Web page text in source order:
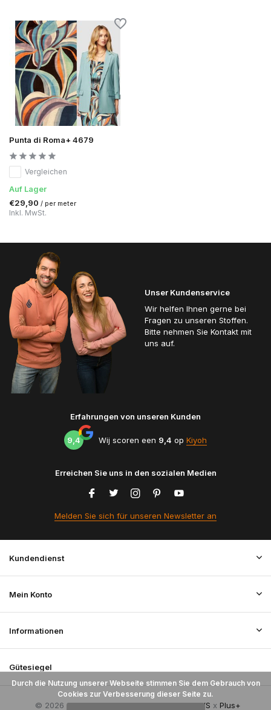
Punta di Roma+ 4679
Vergleichen
Auf Lager
€29,90 / per meter
Inkl. MwSt.
Unser Kundenservice
Wir helfen Ihnen gerne bei
Fragen zu unseren Stoffen.
Bitte nehmen Sie Kontakt mit
uns auf.
Erfahrungen von unseren Kunden
9,4 Wij scoren een 9,4 op Kiyoh
Erreichen Sie uns in den sozialen Medien
Melden Sie sich für unseren Newsletter an
Kundendienst
Mein Konto
Informationen
Gütesiegel
© 2026 StoffenBestellen.nl - Theme ByDMWS x Plus+
Durch die Nutzung unserer Webseite stimmen Sie dem Gebrauch von
Cookies zur Verbesserung dieser Seite zu.